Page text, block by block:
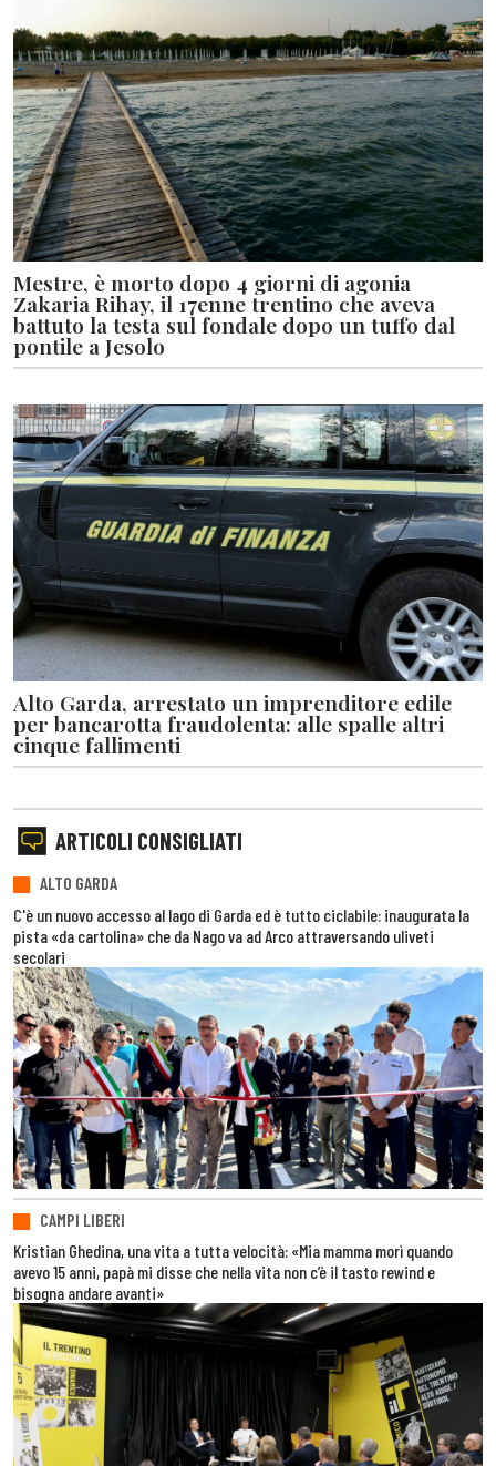
Mestre, è morto dopo 4 giorni di agonia
Zakaria Rihay, il 17enne trentino che aveva
battuto la testa sul fondale dopo un tuffo dal
pontile a Jesolo
Alto Garda, arrestato un imprenditore edile
per bancarotta fraudolenta: alle spalle altri
cinque fallimenti
ARTICOLI CONSIGLIATI
ALTO GARDA
C'è un nuovo accesso al lago di Garda ed è tutto ciclabile: inaugurata la
pista «da cartolina» che da Nago va ad Arco attraversando uliveti
secolari
CAMPI LIBERI
Kristian Ghedina, una vita a tutta velocità: «Mia mamma morì quando
avevo 15 anni, papà mi disse che nella vita non c’è il tasto rewind e
bisogna andare avanti»